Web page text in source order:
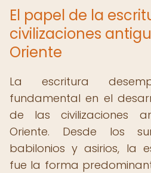
El papel de la
civilizaciones
Oriente
La escritura
fundamental en el
de las civilizaciones
Oriente. Desde los
babilonios y asirios, la
fue la forma